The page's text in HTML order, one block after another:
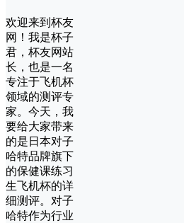
欢迎来到杯友
网！我是杯子
君，杯友网站
长，也是一名
专注于飞机杯
领域的测评专
家。今天，我
要给大家带来
的是日本对子
哈特品牌旗下
的保健课练习
生飞机杯的详
细测评。对子
哈特作为行业